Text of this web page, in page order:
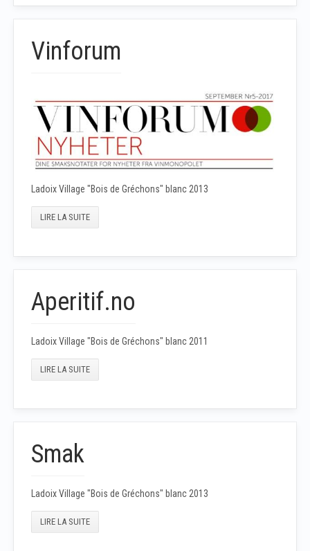
Vinforum
Ladoix Village "Bois de Gréchons" blanc 2013
LIRE LA SUITE
Aperitif.no
Ladoix Village "Bois de Gréchons" blanc 2011
LIRE LA SUITE
Smak
Ladoix Village "Bois de Gréchons" blanc 2013
LIRE LA SUITE